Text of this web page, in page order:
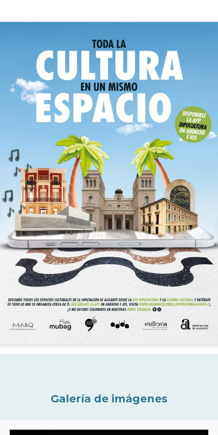
Galería de imágenes